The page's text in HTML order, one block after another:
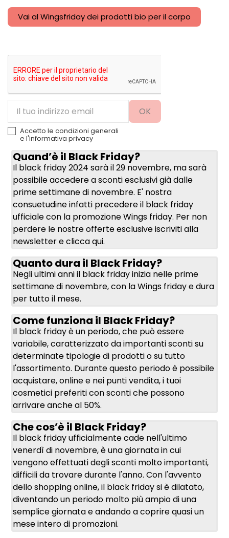
AL
CARRELLO
Vai al Wingsfriday dei prodotti bio per il corpo
Accetto le condizioni generali
e l'informativa privacy
Quand’è il Black Friday?
Il black friday 2024 sarà il 29 novembre, ma sarà
possibile accedere a sconti esclusivi già dalle
prime settimane di novembre. E' nostra
consuetudine infatti precedere il black friday
ufficiale con la promozione Wings friday. Per non
perdere le nostre offerte esclusive iscriviti alla
newsletter eclicca qui.
Quanto dura il Black Friday?
Negli ultimi anni il black friday inizia nelle prime
settimane di novembre, con la Wings friday e dura
per tutto il mese.
Come funziona il Black Friday?
Il black friday è un periodo, che può essere
variabile, caratterizzato da importanti sconti su
determinate tipologie di prodotti o su tutto
l'assortimento. Durante questo periodo è possibile
acquistare, online e nei punti vendita, i tuoi
cosmetici preferiti con sconti che possono
arrivare anche al 50%.
Che cos’è il Black Friday?
Il black friday ufficialmente cade nell'ultimo
venerdì di novembre, è una giornata in cui
vengono effettuati degli sconti molto importanti,
difficili da trovare durante l'anno. Con l'avvento
dello shopping online, il black friday si è dilatato,
diventando un periodo molto più ampio di una
semplice giornata e andando a coprire quasi un
mese intero di promozioni.